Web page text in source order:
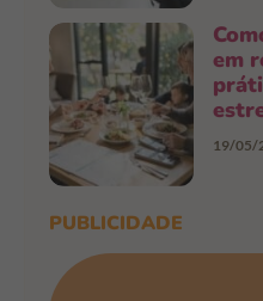
em
19/05/
PUBLICIDADE